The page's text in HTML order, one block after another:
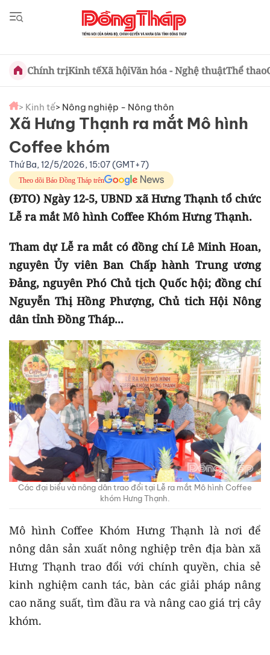
Chính trịKinh tếXã hộiVăn hóa - Nghệ thuậtThể thao
> Kinh tế> Nông nghiệp - Nông thôn
Xã Hưng Thạnh ra mắt Mô hình
Coffee khóm
Thứ Ba, 12/5/2026, 15:07 (GMT+7)
Theo dõi Báo Đồng Tháp trên
(ĐTO) Ngày 12-5, UBND xã Hưng Thạnh tổ chức
Lễ ra mắt Mô hình Coffee Khóm Hưng Thạnh.
Tham dự Lễ ra mắt có đồng chí Lê Minh Hoan,
nguyên Ủy viên Ban Chấp hành Trung ương
Đảng, nguyên Phó Chủ tịch Quốc hội; đồng chí
Nguyễn Thị Hồng Phượng, Chủ tich Hội Nông
dân tỉnh Đồng Tháp...
Các đại biểu và nông dân trao đổi tại Lễ ra mắt Mô hình Coffee
khóm Hưng Thạnh.
Mô hình Coffee Khóm Hưng Thạnh là nơi để
nông dân sản xuất nông nghiệp trên địa bàn xã
Hưng Thạnh trao đổi với chính quyền, chia sẻ
kinh nghiệm canh tác, bàn các giải pháp nâng
cao năng suất, tìm đầu ra và nâng cao giá trị cây
khóm.